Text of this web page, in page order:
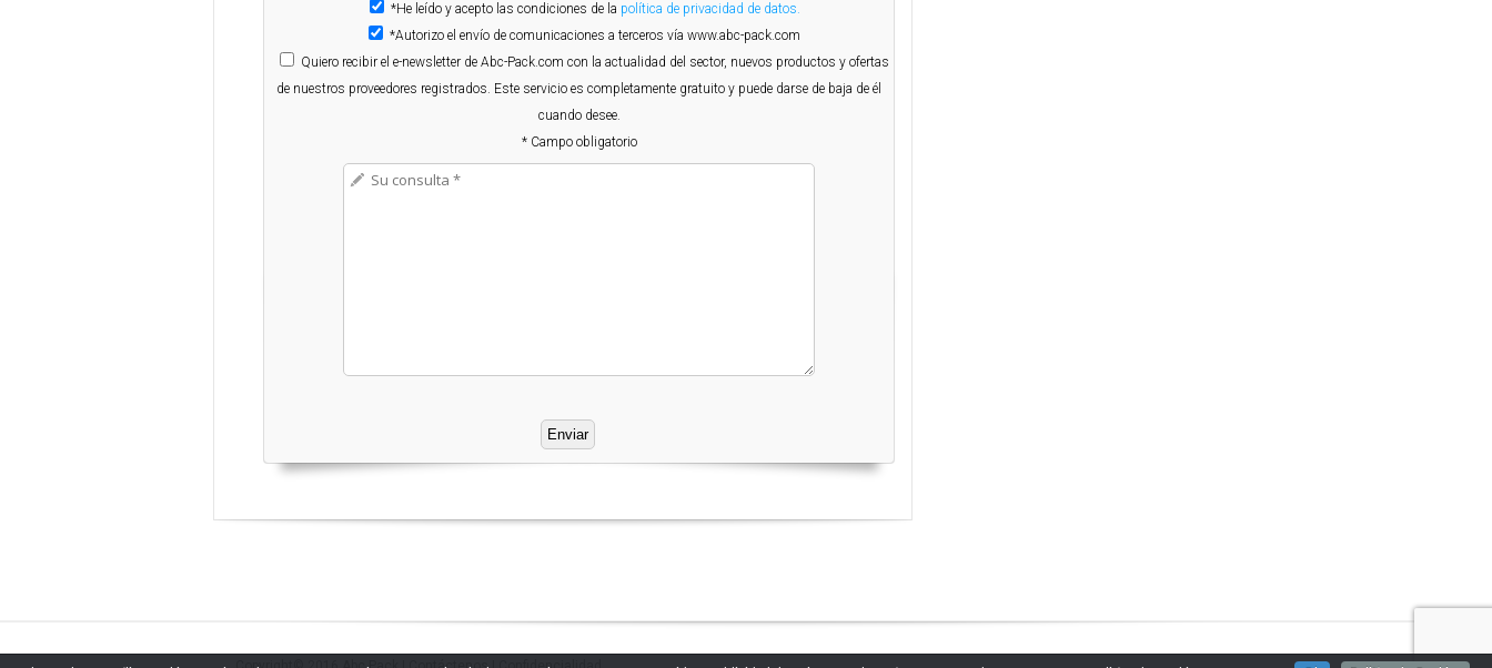
*He leído y acepto las condiciones de la política de privacidad de datos.
*Autorizo el envío de comunicaciones a terceros vía www.abc-pack.com
Quiero recibir el e-newsletter de Abc-Pack.com con la actualidad del sector, nuevos productos y ofertas
de nuestros proveedores registrados. Este servicio es completamente gratuito y puede darse de baja de él
cuando desee.
* Campo obligatorio